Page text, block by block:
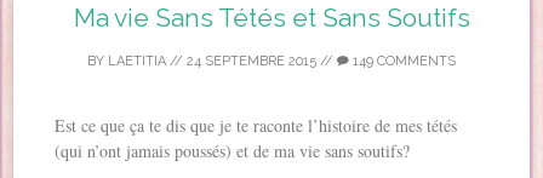
Ma vie Sans Tétés et Sans Soutifs
BY LAETITIA // 24 SEPTEMBRE 2015 // 149 COMMENTS
Est ce que ça te dis que je te raconte l’histoire de mes tétés
(qui n’ont jamais poussés) et de ma vie sans soutifs?